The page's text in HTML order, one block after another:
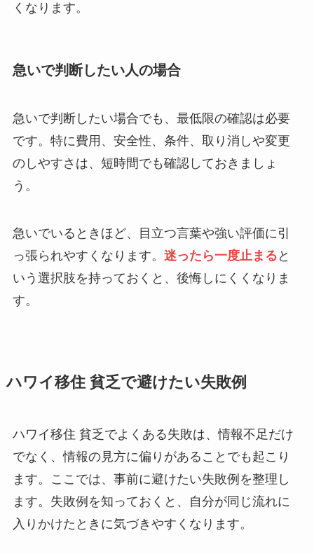
くなります。
急いで判断したい人の場合
急いで判断したい場合でも、最低限の確認は必要
です。特に費用、安全性、条件、取り消しや変更
のしやすさは、短時間でも確認しておきましょ
う。
急いでいるときほど、目立つ言葉や強い評価に引
っ張られやすくなります。 迷ったら一度止まる と
いう選択肢を持っておくと、後悔しにくくなりま
す。
ハワイ移住 貧乏で避けたい失敗例
ハワイ移住 貧乏でよくある失敗は、情報不足だけ
でなく、情報の見方に偏りがあることでも起こり
ます。ここでは、事前に避けたい失敗例を整理し
ます。失敗例を知っておくと、自分が同じ流れに
入りかけたときに気づきやすくなります。